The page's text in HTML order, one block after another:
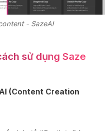
- SazeAI
sử dụng Saze
(Content Creation